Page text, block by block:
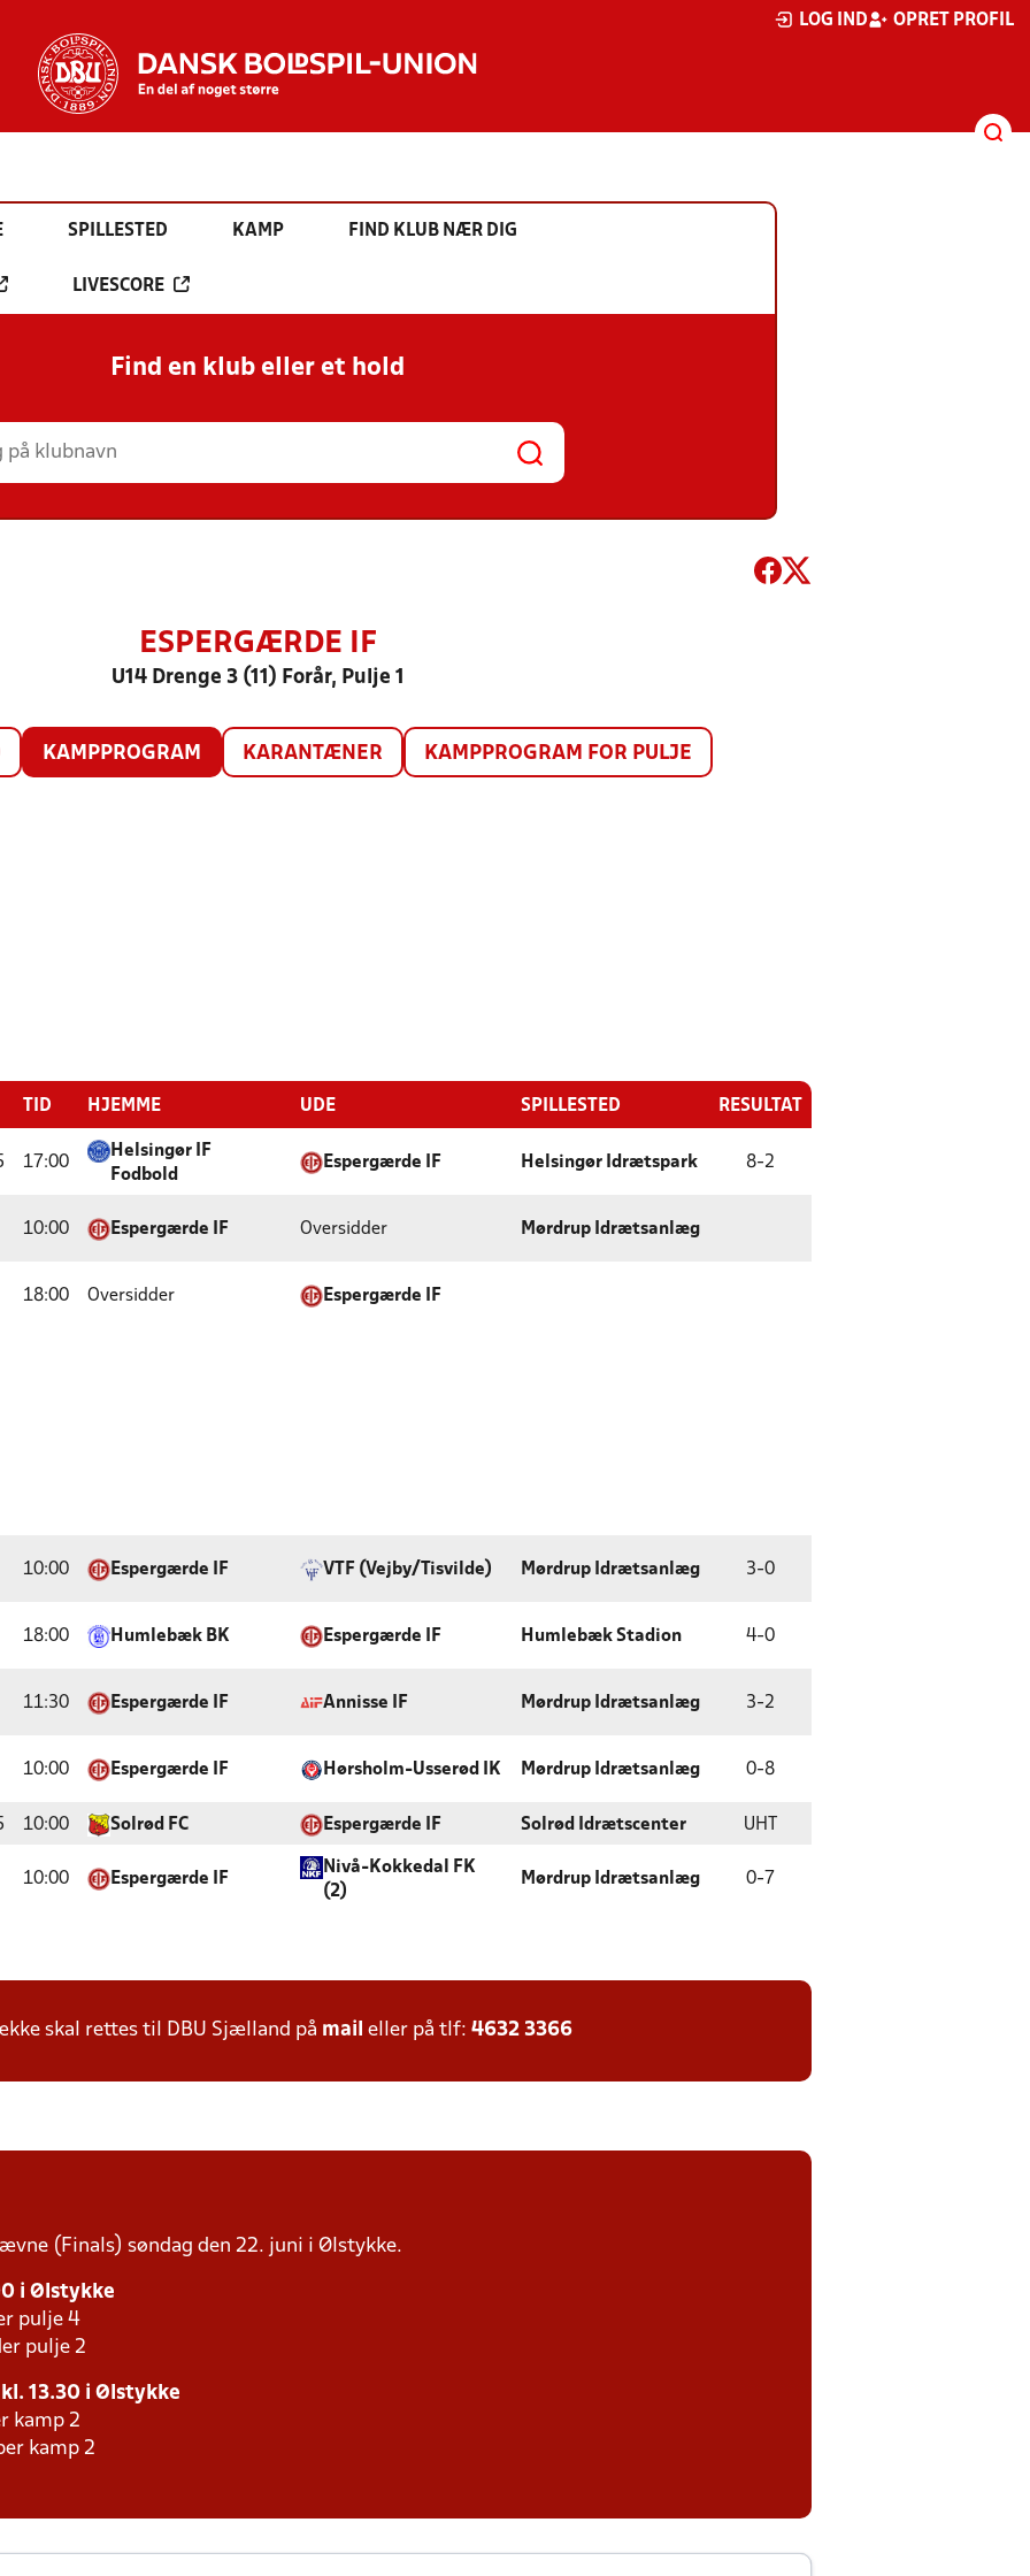
LOG IND OPRET PROFIL
SPILLESTED KAMP FIND KLUB NÆR DIG
LIVESCORE
Find en klub eller et hold
ESPERGÆRDE IF
U14 Drenge 3 (11) Forår, Pulje 1
KAMPPROGRAM KARANTÆNER KAMPPROGRAM FOR PULJE
TID HJEMME UDE SPILLESTED RESULTAT
17:00
Helsingør IF
Fodbold
Espergærde IF Helsingør Idrætspark 8-2
10:00 Espergærde IF Oversidder Mørdrup Idrætsanlæg
18:00 Oversidder Espergærde IF
10:00 Espergærde IF VTF (Vejby/Tisvilde) Mørdrup Idrætsanlæg 3-0
18:00 Humlebæk BK Espergærde IF Humlebæk Stadion 4-0
11:30 Espergærde IF Annisse IF Mørdrup Idrætsanlæg 3-2
10:00 Espergærde IF Hørsholm-Usserød IK Mørdrup Idrætsanlæg 0-8
10:00 Solrød FC Espergærde IF Solrød Idrætscenter UHT
10:00 Espergærde IF
Nivå-Kokkedal FK
(2)
Mørdrup Idrætsanlæg 0- 7
skal rettes til DBU Sjælland på mail eller på tlf: 4632 3366
(Finals) søndag den 22. juni i Ølstykke.
i Ølstykke
pulje 4
pulje 2
13.30 i Ølstykke
kamp 2
kamp 2